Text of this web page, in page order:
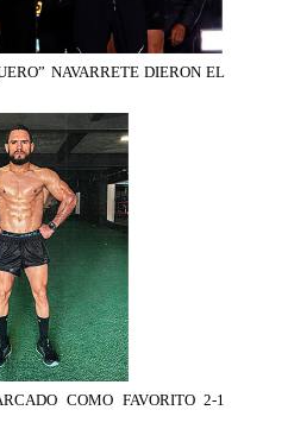
NAVARRETE DIERON EL
COMO FAVORITO 2-1